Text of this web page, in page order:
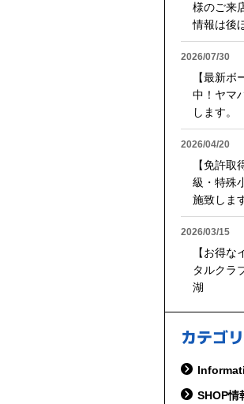
様のご来
情報は後
2026/07/30
【最新
中！ヤマ
します。
2026/04/20
【免許
級・特殊
施致しま
2026/03/15
【お得
タルクラ
湖
カテゴリ
SHOP情